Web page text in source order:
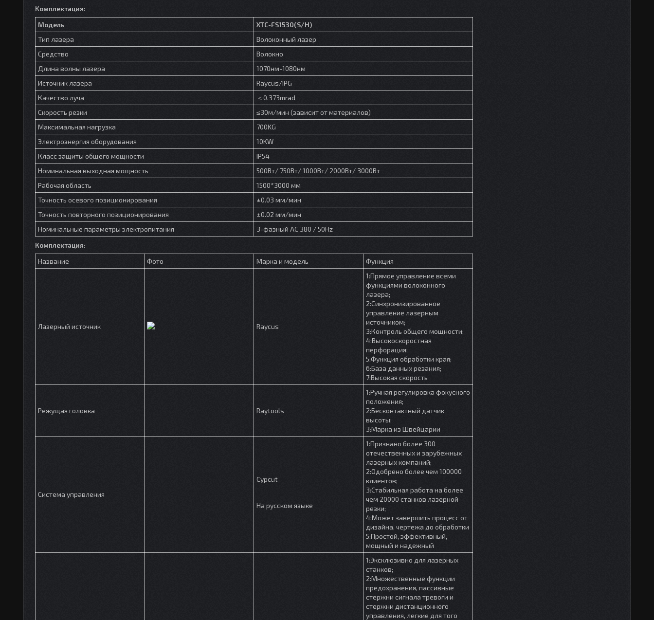
Комплектация:
Модель
XTC-FS1530(S/H)
Тип лазера
Волоконный лазер
Средство
Волокно
Длина волны лазера
1070нм-1080нм
Источник лазера
Raycus/IPG
Качество луча
＜0.373mrad
Скорость резки
≤30м/мин (зависит от материалов)
Максимальная нагрузка
700KG
Электроэнергия оборудования
10KW
Класс защиты общего мощности
IP54
Номинальная выходная мощность
500Вт/ 750Вт/ 1000Вт/ 2000Вт/ 3000Вт
Рабочая область
1500*3000 мм
Точность осевого позиционирования
±0.03 мм/мин
Точность повторного позиционирования
±0.02 мм/мин
Номинальные параметры электропитания
3-фазный AC 380 / 50Hz
Комплектация:
Название
Фото Марка и модель Функция
Лазерный источник Raycus
1:Прямое управление всеми
функциями волоконного
лазера;
2:Синхронизированное
управление лазерным
источником;
3:Контроль общего мощности;
4:Высокоскоростная
перфорация;
5:Функция обработки края;
6:База данных резания;
7:Высокая скорость
Режущая головка Raytools
1:Ручная регулировка фокусного
положения;
2:Бесконтактный датчик
высоты;
3:Марка из Швейцарии
Система управления
Cypcut
На русском языке
1:Признано более 300
отечественных и зарубежных
лазерных компаний;
2:Одобрено более чем 100000
клиентов;
3:Стабильная работа на более
чем 20000 станков лазерной
резки;
4:Может завершить процесс от
дизайна, чертежа до обработки
5:Простой, эффективный,
мощный и надежный
1:Эксклюзивно для лазерных
станков;
2:Множественные функции
предохранения, пассивные
стержни сигнала тревоги и
стержни дистанционного
управления, легкие для того